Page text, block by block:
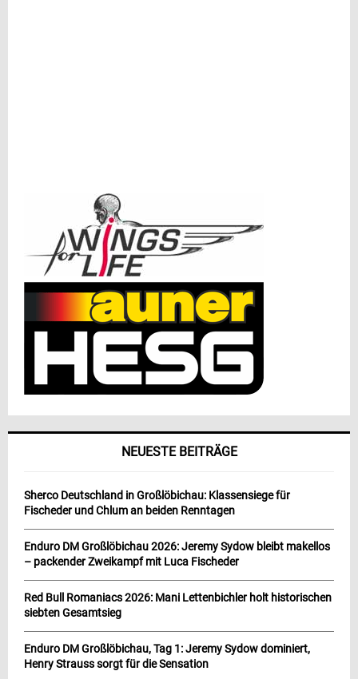
NEUESTE BEITRÄGE
Sherco Deutschland in Großlöbichau: Klassensiege für
Fischeder und Chlum an beiden Renntagen
Enduro DM Großlöbichau 2026: Jeremy Sydow bleibt makellos
– packender Zweikampf mit Luca Fischeder
Red Bull Romaniacs 2026: Mani Lettenbichler holt historischen
siebten Gesamtsieg
Enduro DM Großlöbichau, Tag 1: Jeremy Sydow dominiert,
Henry Strauss sorgt für die Sensation